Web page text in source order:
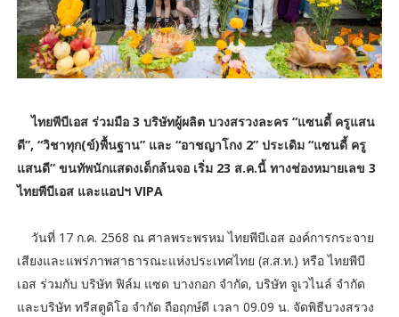
ไทยพีบีเอส ร่วมมือ 3 บริษัทผู้ผลิต บวงสรวงละคร “แซนดี้ ครูแสน
ดี”, “วิชาทุก(ข์)พื้นฐาน” และ “อาชญาโกง 2” ประเดิม “แซนดี้ ครู
แสนดี” ขนทัพนักแสดงเด็กล้นจอ เริ่ม 23 ส.ค.นี้ ทางช่องหมายเลข 3
ไทยพีบีเอส และแอปฯ VIPA
วันที่ 17 ก.ค. 2568 ณ ศาลพระพรหม ไทยพีบีเอส องค์การกระจาย
เสียงและแพร่ภาพสาธารณะแห่งประเทศไทย (ส.ส.ท.) หรือ ไทยพีบี
เอส ร่วมกับ บริษัท ฟิล์ม แซด บางกอก จำกัด, บริษัท จูเวไนล์ จำกัด
และบริษัท ทรีสตูดิโอ จำกัด ถือฤกษ์ดี เวลา 09.09 น. จัดพิธีบวงสรวง